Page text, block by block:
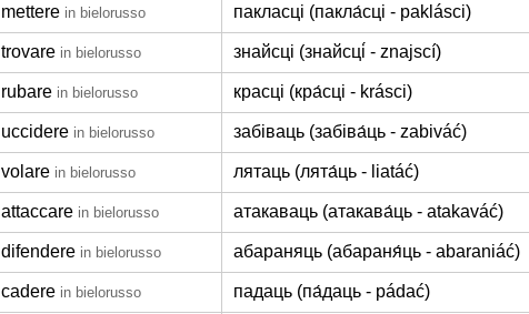
mettere in bielorusso пакласці (пакла́сці - paklásci)
trovare in bielorusso знайсці (знайсці́ - znajscí)
rubare in bielorusso красці (кра́сці - krásci)
uccidere in bielorusso забіваць (забіва́ць - zabiváć)
volare in bielorusso лятаць (лята́ць - liatáć)
attaccare in bielorusso атакаваць (атакава́ць - atakaváć)
difendere in bielorusso абараняць (абараня́ць - abaraniáć)
cadere in bielorusso падаць (па́даць - pádać)